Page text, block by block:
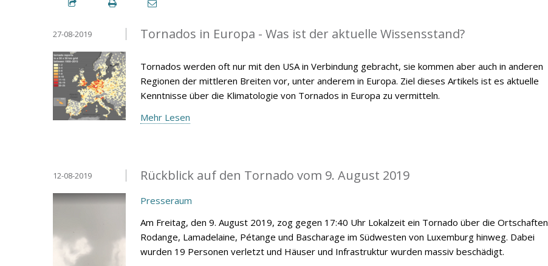
Tornados in Europa - Was ist der aktuelle Wissensstand?
27-08-2019
Tornados werden oft nur mit den USA in Verbindung gebracht, sie kommen aber auch in anderen
Regionen der mittleren Breiten vor, unter anderem in Europa. Ziel dieses Artikels ist es aktuelle
Kenntnisse über die Klimatologie von Tornados in Europa zu vermitteln.
Mehr Lesen
Rückblick auf den Tornado vom 9. August 2019
12-08-2019
Presseraum
Am Freitag, den 9. August 2019, zog gegen 17:40 Uhr Lokalzeit ein Tornado über die Ortschaften
Rodange, Lamadelaine, Pétange und Bascharage im Südwesten von Luxemburg hinweg. Dabei
wurden 19 Personen verletzt und Häuser und Infrastruktur wurden massiv beschädigt.